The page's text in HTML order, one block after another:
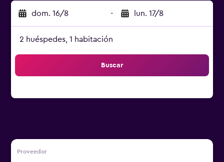
dom. 16/8 - lun. 17/8
2 huéspedes, 1 habitación
Buscar
Proveedor